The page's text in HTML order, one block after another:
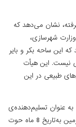
نشان می‌دهد که
شهرسازی،
این ساحه بکر و بایر
این هیأت
طبیعی در این
‌عنوان تسلیم‌دهنده‌ی
زمین و وزارت معارف به ‌عنوان تسلیم گیرنده‌ی زمین به‌تاریخ 8 ماه حوت